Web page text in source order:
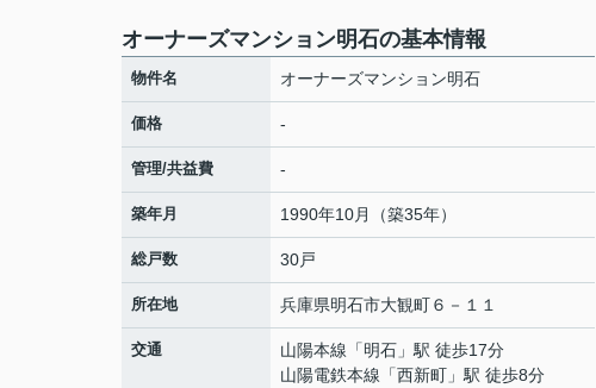
オーナーズマンション明石の基本情報
物件名 オーナーズマンション明石
価格 -
管理/共益費 -
築年月 1990年10月（築35年）
総戸数 30戸
所在地 兵庫県明石市大観町６－１１
交通 山陽本線 「明石 」駅 徒歩17分
山陽電鉄本線 「西新町 」駅 徒歩8分